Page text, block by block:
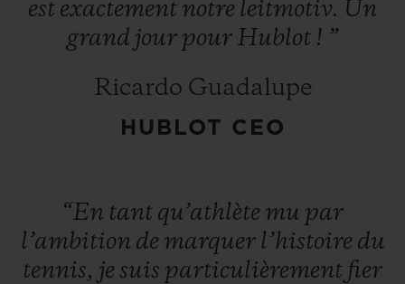
est exactement notre leitmotiv. Un
grand jour pour Hublot ! ”
Ricardo Guadalupe
HUBLOT CEO
“En tant qu’athlète mu par
l’ambition de marquer l’histoire du
tennis, je suis particulièrement fier
TROUVER UNE BOUTIQUE